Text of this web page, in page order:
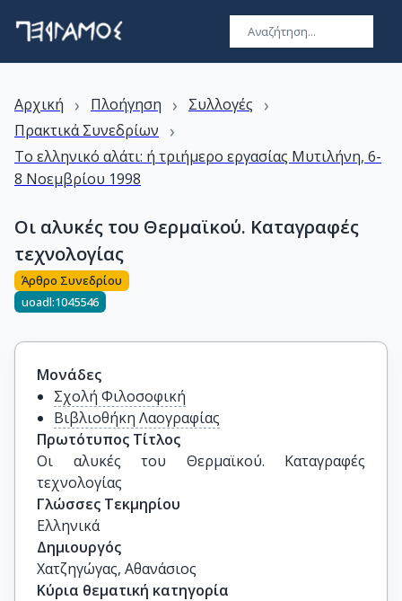
Αρχική › Πλοήγηση › Συλλογές ›
Πρακτικά Συνεδρίων ›
Το ελληνικό αλάτι: ή τριήμερο εργασίας Μυτιλήνη, 6-
8 Νοεμβρίου 1998
Οι αλυκές του Θερμαϊκού. Καταγραφές
τεχνολογίας
Άρθρο Συνεδρίου
uoadl:1045546
Μονάδες
Σχολή Φιλοσοφική
Βιβλιοθήκη Λαογραφίας
Πρωτότυπος Τίτλος
Οι αλυκές του Θερμαϊκού. Καταγραφές
τεχνολογίας
Γλώσσες Τεκμηρίου
Ελληνικά
Δημιουργός
Χατζηγώγας, Αθανάσιος
Κύρια θεματική κατηγορία